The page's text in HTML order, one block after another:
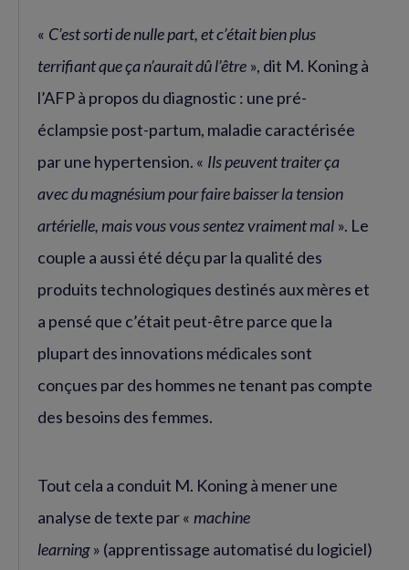
« C’est sorti de nulle part, et c’était bien plus
terrifiant que ça n’aurait dû l’être », dit M. Koning à
l’AFP à propos du diagnostic : une pré-
éclampsie post-partum, maladie caractérisée
par une hypertension. « Ils peuvent traiter ça
avec du magnésium pour faire baisser la tension
artérielle, mais vous vous sentez vraiment mal ». Le
couple a aussi été déçu par la qualité des
produits technologiques destinés aux mères et
a pensé que c’était peut-être parce que la
plupart des innovations médicales sont
conçues par des hommes ne tenant pas compte
des besoins des femmes.
Tout cela a conduit M. Koning à mener une
analyse de texte par « machine
learning» (apprentissage automatisé du logiciel)